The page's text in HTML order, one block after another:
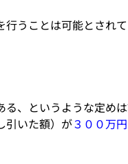
うことは可能とされて
、というような定めは
引いた額）が３００万